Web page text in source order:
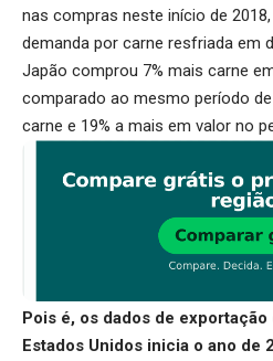
nas compras neste início de
demanda por carne resfriada em
Japão comprou 7% mais carne
comparado ao mesmo período
carne e 19% a mais em valor no
Pois é, os dados de
Estados Unidos inicia o ano de